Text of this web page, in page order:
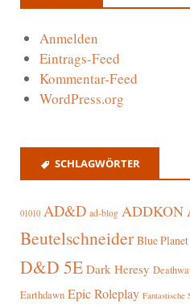
Anmelden
Eintrags-Feed
Kommentar-Feed
WordPress.org
SCHLAGWÖRTER
01010 AD&D ad-blog ADDKON
Beutelschneider Blue Planet
D&D 5E Dark Heresy
Earthdawn Epic Roleplay Fantastische